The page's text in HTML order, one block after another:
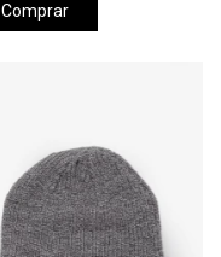
Comprar